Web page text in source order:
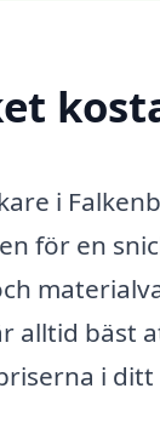
i
för en
alltid
i ditt